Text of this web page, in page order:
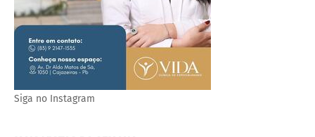
Siga no Instagram